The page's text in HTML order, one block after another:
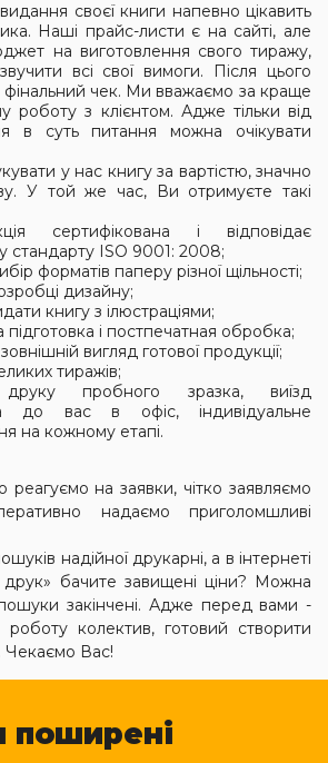
своєї книги напевно цікавить
Наші прайс-листи є на сайті, але
на виготовлення свого тиражу,
всі свої вимоги. Після цього
чек. Ми вважаємо за краще
роботу з клієнтом. Адже тільки від
в суть питання можна очікувати
у нас книгу за вартістю, значно
У той же час, Ви отримуєте такі
сертифікована і відповідає
стандарту ISO 9001: 2008;
форматів паперу різної щільності;
дизайну;
книгу з ілюстраціями;
і постпечатная обробка;
вигляд готової продукції;
тиражів;
друку пробного зразка, виїзд
до вас в офіс, індивідуальне
на кожному етапі.
на заявки, чітко заявляємо
надаємо приголомшливі
надійної друкарні, а в інтернеті
друк» бачите завищені ціни? Можна
закінчені. Адже перед вами -
колектив, готовий створити
Чекаємо Вас!
поширені